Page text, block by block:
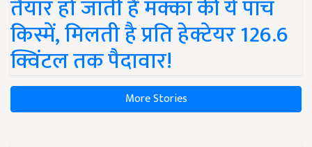
तैयार हो जाती हैं मक्का की ये पांच
किस्में, मिलती है प्रति हेक्टेयर 126.6
क्विंटल तक पैदावार!
More Stories